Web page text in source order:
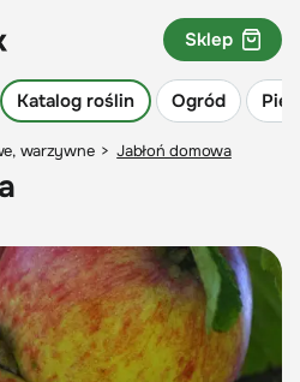
Katalog roślin Ogród
Sklep
warzywne > Jabłoń domowa